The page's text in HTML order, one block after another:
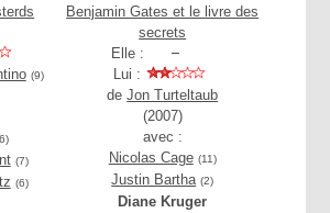
(9)
(7)
(6)
Benjamin Gates et le livre des
secrets
Elle :
Lui :
deJon Turteltaub
(2007)
avec :
Nicolas Cage (11)
Justin Bartha (2)
Diane Kruger